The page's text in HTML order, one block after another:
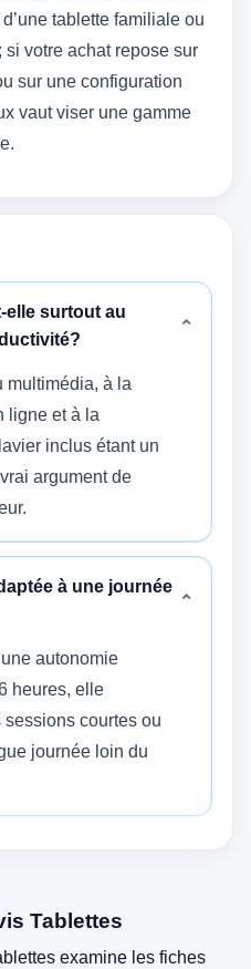
tablette familiale ou
votre achat repose sur
sur une configuration
vaut viser une gamme
elle surtout au
⌄
multimédia, à la
ligne et à la
inclus étant un
argument de
à une journée
⌄
autonomie
heures, elle
courtes ou
journée loin du
Tablettes
examine les fiches